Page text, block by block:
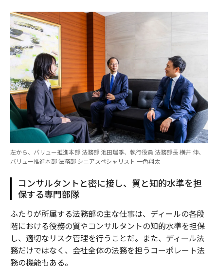
左から、バリュー推進本部 法務部 池田瑞季、執行役員 法務部長 横井 伸、
バリュー推進本部 法務部 シニアスペシャリスト 一色翔太
コンサルタントと密に接し、質と知的水準を担
保する専門部隊
ふたりが所属する法務部の主な仕事は、ディールの各段
階における役務の質やコンサルタントの知的水準を担保
し、適切なリスク管理を行うことだ。また、ディール法
務だけではなく、会社全体の法務を担うコーポレート法
務の機能もある。